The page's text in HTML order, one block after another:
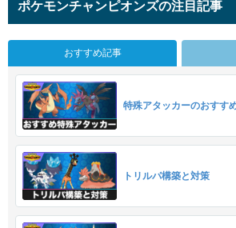
ポケモンチャンピオンズの注目記事
おすすめ記事
特殊アタッカーのおすす
トリルパ構築と対策